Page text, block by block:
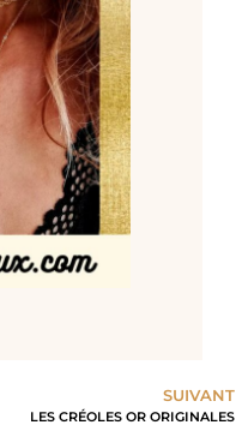
SUIVANT
LES CRÉOLES OR ORIGINALES